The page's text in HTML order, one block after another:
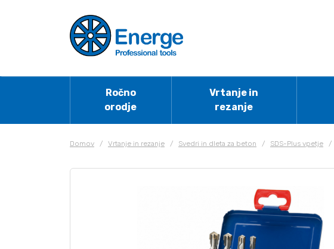
Ročno
orodje
Vrtanje in
rezanje
Domov / Vrtanje in rezanje / Svedri in dleta za beton / SDS-Plus vpetje /